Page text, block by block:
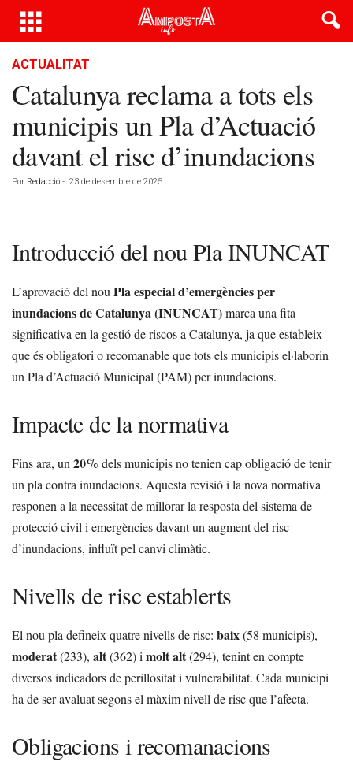
ACTUALITAT
Catalunya reclama a tots els
municipis un Pla d’Actuació
davant el risc d’inundacions
Por Redacció - 23 de desembre de 2025
Introducció del nou Pla INUNCAT
L’aprovació del nou Pla especial d’emergències per
inundacions de Catalunya (INUNCAT)marca una fita
significativa en la gestió de riscos a Catalunya, ja que estableix
que és obligatori o recomanable que tots els municipis el·laborin
un Pla d’Actuació Municipal (PAM) per inundacions.
Impacte de la normativa
Fins ara, un 20% dels municipis no tenien cap obligació de tenir
un pla contra inundacions. Aquesta revisió i la nova normativa
responen a la necessitat de millorar la resposta del sistema de
protecció civil i emergències davant un augment del risc
d’inundacions, influït pel canvi climàtic.
Nivells de risc establerts
El nou pla defineix quatre nivells de risc: baix(58 municipis),
moderat(233), alt(362) i molt alt(294), tenint en compte
diversos indicadors de perillositat i vulnerabilitat. Cada municipi
ha de ser avaluat segons el màxim nivell de risc que l’afecta.
Obligacions i recomanacions